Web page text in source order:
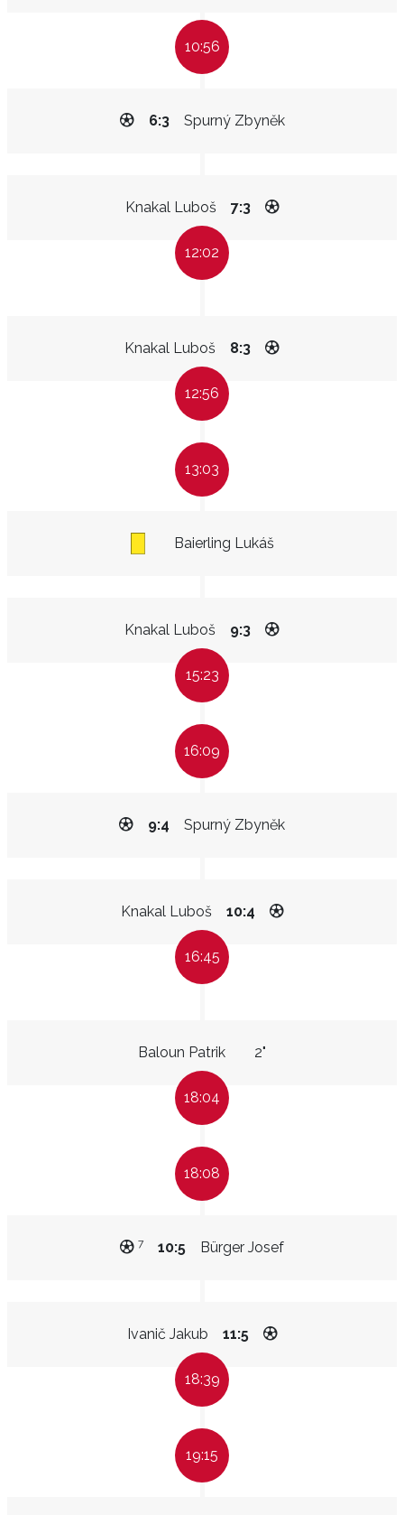
10:56
Spurný Zbyněk
6:3
Knakal Luboš 7:3
12:02
Knakal Luboš 8:3
12:56
13:03
Baierling Lukáš
Knakal Luboš 9:3
15:23
16:09
Spurný Zbyněk
9:4
Knakal Luboš 10:4
16:45
Baloun Patrik 2"
18:04
18:08
Bürger Josef
10:5
7
Ivanič Jakub 11:5
18:39
19:15